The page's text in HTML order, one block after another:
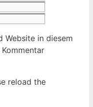
Website in diesem
reload the